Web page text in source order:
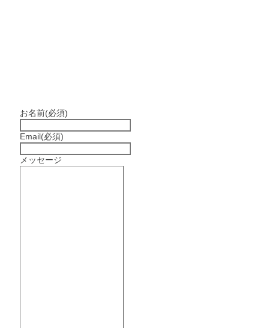
お名前(必須)
Email(必須)
メッセージ